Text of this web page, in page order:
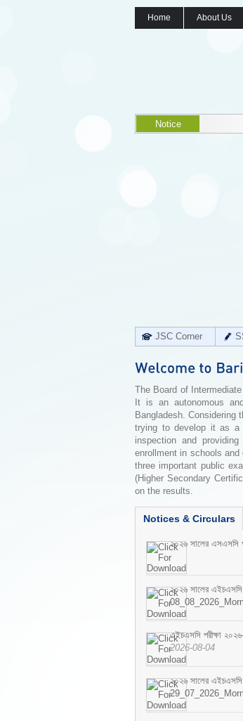
Home About Us
Notice
JSC Corner
The Board of
It is an autonomous
Bangladesh. Considering
trying to develop it as a
inspection and
enrollment in schools
three important public
(Higher Secondary
on the results.
Notices & Circulars
২০২৬ সালের এসএসসি
২০২৬ সালের এইচএসসি
এইচএসসি পরীক্ষা ২০২৬-
2026-08-04
২০২৬ সালের এইচএসসি